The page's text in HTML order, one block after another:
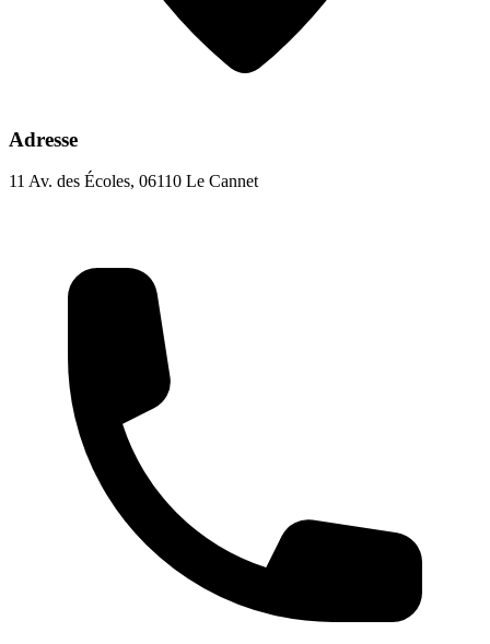
Adresse
11 Av. des Écoles, 06110 Le Cannet